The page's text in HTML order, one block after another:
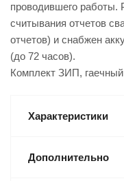
проводившего работы.
считывания отчетов
отчетов) и снабжен
(до 72 часов).
Комплект ЗИП,
Характеристики
Дополнительно